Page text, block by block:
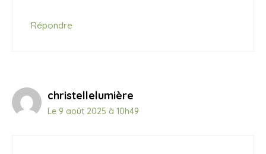
Répondre
christellelumière
Le 9 août 2025 à 10h49